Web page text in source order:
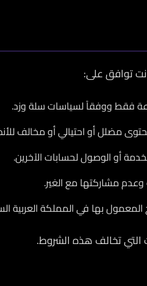
توافق على:
فقط ووفقاً لسياسات سلة وزد.
مضلل أو احتيالي أو مخالف
أو الوصول لحسابات الآخرين.
مشاركتها مع الغير.
المعمول بها في المملكة العربية
التي تخالف هذه الشروط.